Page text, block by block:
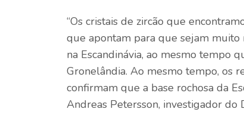
“Os cristais de zircão que
que apontam para que sejam
na Escandinávia, ao mesmo tempo
Gronelândia. Ao mesmo tempo, os
confirmam que a base rochosa da
Andreas Petersson, investigador do